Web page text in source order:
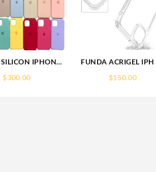
IPHONE
SPC
$300.00
FUNDA ACRIGEL
$150.00